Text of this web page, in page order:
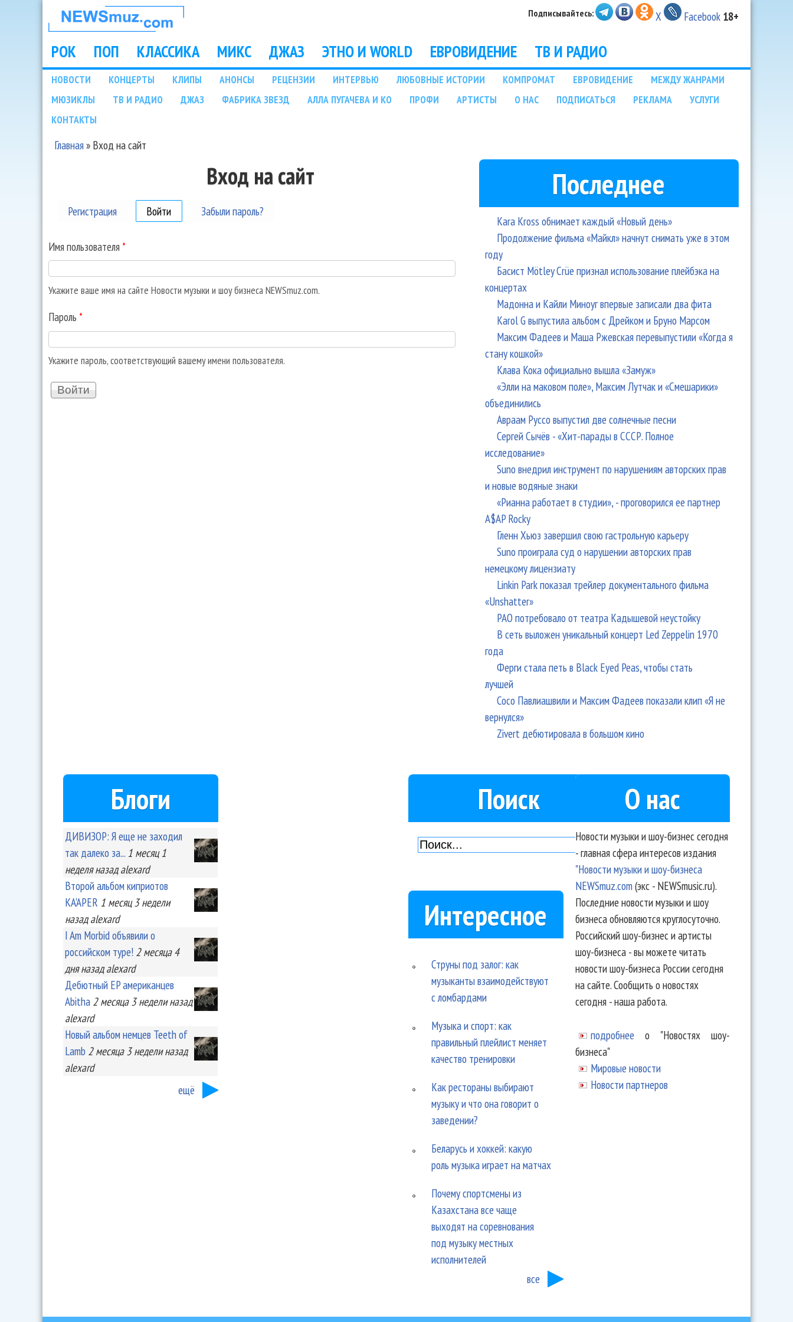
НОВОСТИ
МУЗЫКИ И
ШОУ БИЗНЕСА
NEWSMUZ.COM
Подписывайтесь: X Facebook 18+
Main menu
РОК ПОП КЛАССИКА МИКС ДЖАЗ ЭТНО И WORLD ЕВРОВИДЕНИЕ ТВ И РАДИО
Подразделы
НОВОСТИ КОНЦЕРТЫ КЛИПЫ АНОНСЫ РЕЦЕНЗИИ ИНТЕРВЬЮ ЛЮБОВНЫЕ ИСТОРИИ КОМПРОМАТ ЕВРОВИДЕНИЕ
МЕЖДУ ЖАНРАМИ
МЮЗИКЛЫ
ТВ И РАДИО ДЖАЗ ФАБРИКА ЗВЕЗД АЛЛА ПУГАЧЕВА И КО ПРОФИ АРТИСТЫ О НАС ПОДПИСАТЬСЯ РЕКЛАМА
УСЛУГИ
КОНТАКТЫ
Вы здесь
Главная» Вход на сайт
Вход на сайт
Регистрация Войти (активная вкладка)
Забыли пароль?
Имя пользователя *
Укажите ваше имя на сайте Новости музыки и шоу бизнеса NEWSmuz.com.
Пароль *
Укажите пароль, соответствующий вашему имени пользователя.
Последнее
Kara Kross обнимает каждый «Новый день»
Продолжение фильма «Майкл» начнут снимать уже в этом
году
Басист Mötley Crüe признал использование плейбэка на
концертах
Мадонна и Кайли Миноуг впервые записали два фита
Karol G выпустила альбом с Дрейком и Бруно Марсом
Максим Фадеев и Маша Ржевская перевыпустили «Когда я
стану кошкой»
Клава Кока официально вышла «Замуж»
«Элли на маковом поле», Максим Лутчак и «Смешарики»
объединились
Авраам Руссо выпустил две солнечные песни
Сергей Сычёв - «Хит-парады в СССР. Полное
исследование»
Suno внедрил инструмент по нарушениям авторских прав
и новые водяные знаки
«Рианна работает в студии», - проговорился ее партнер
A$AP Rocky
Гленн Хьюз завершил свою гастрольную карьеру
Suno проиграла суд о нарушении авторских прав
немецкому лицензиату
Linkin Park показал трейлер документального фильма
«Unshatter»
РАО потребовало от театра Кадышевой неустойку
В сеть выложен уникальный концерт Led Zeppelin 1970
года
Ферги стала петь в Black Eyed Peas, чтобы стать
лучшей
Сосо Павлиашвили и Максим Фадеев показали клип «Я не
вернулся»
Zivert дебютировала в большом кино
Блоги
ДИВИЗОР: Я еще не заходил
так далеко за... 1 месяц 1
неделяназад alexard
Второй альбом киприотов
KA'APER 1 месяц 3 недели
назад alexard
I Am Morbid объявили о
российском туре! 2 месяца 4
дняназад alexard
Дебютный EP американцев
Abitha 2 месяца 3 неделиназад
alexard
Новый альбом немцев Teeth of
Lamb 2 месяца 3 неделиназад
alexard
ещё
Поиск
Интересное
Струны под залог: как
музыканты взаимодействуют
с ломбардами
Музыка и спорт: как
правильный плейлист меняет
качество тренировки
Как рестораны выбирают
музыку и что она говорит о
заведении?
Беларусь и хоккей: какую
роль музыка играет на матчах
Почему спортсмены из
Казахстана все чаще
выходят на соревнования
под музыку местных
исполнителей
все
О нас
Новости музыки и шоу-бизнес сегодня
- главная сфера интересов издания
"Новости музыки и шоу-бизнеса
NEWSmuz.com(экс - NEWSmusic.ru).
Последние новости музыки и шоу
бизнеса обновляются круглосуточно.
Российский шоу-бизнес и артисты
шоу-бизнеса - вы можете читать
новости шоу-бизнеса России сегодня
на сайте. Сообщить о новостях
сегодня - наша работа.
подробнее о "Новостях шоу-
бизнеса"
Мировые новости
Новости партнеров